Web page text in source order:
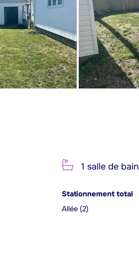
1 salle de bain
Stationnement total
Allée (2)